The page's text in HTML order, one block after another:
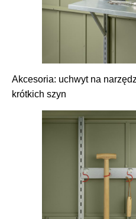
Akcesoria: uchwyt na
krótkich szyn